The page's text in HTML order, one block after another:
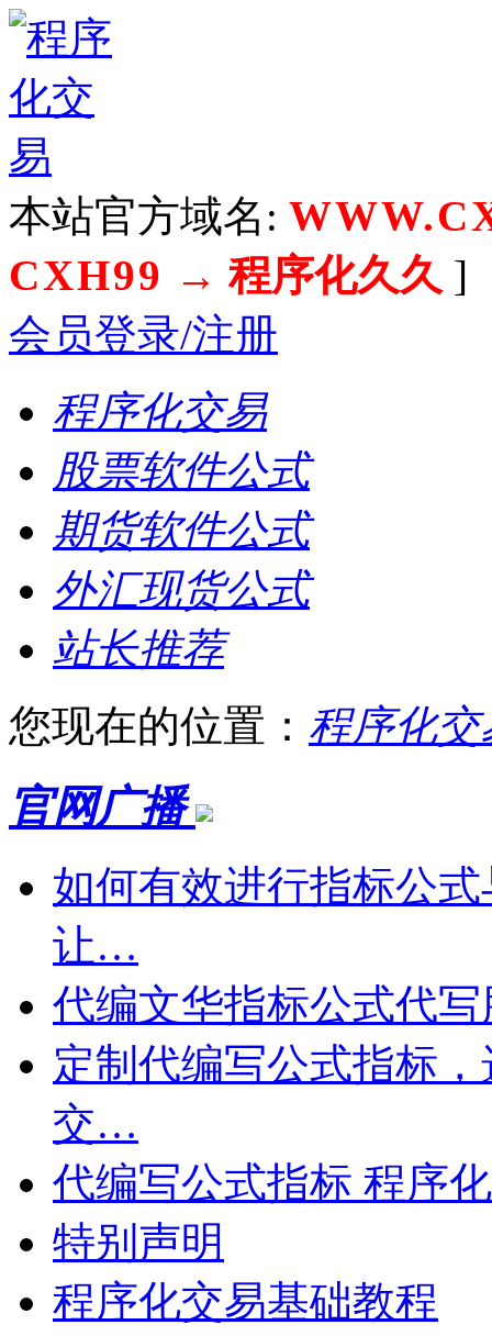
本站官方域名:
CXH99 → 程序化久久 ]
会员登录/注册
程序化交易
股票软件公式
期货软件公式
外汇现货公式
站长推荐
您现在的位置： 程序化交
官网广播
如何有效进行指标公
让…
代编文华指标公式代
定制代编写公式指标
交…
代编写公式指标 程序
特别声明
程序化交易基础教程